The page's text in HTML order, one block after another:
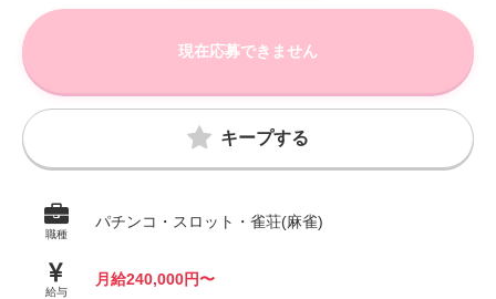
現在応募できません
キープする
職種
パチンコ・スロット・雀荘(麻雀)
給与
月給240,000円〜